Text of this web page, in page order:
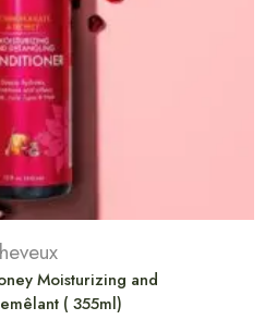
Moisturizing and
( 355ml)